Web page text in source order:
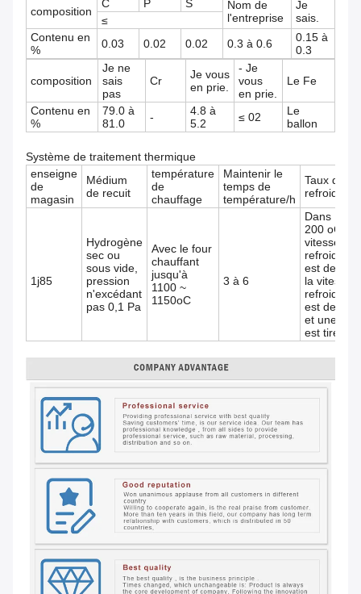
composition
C P S
Nom de
l'entreprise
Je
sais.
≤
Contenu en
%
0.03 0.02 0.02 0.3 à 0.6
0.15 à
0.3
composition
Je ne
sais
pas
Cr
Je vous
en prie.
- Je
vous
en prie.
Le Fe
Contenu en
%
79.0 à
81.0
-
4.8 à
5.2
≤ 02
Le
ballon
Système de traitement thermique
enseigne
de
magasin
Médium
de recuit
température
de
chauffage
Maintenir le
temps de
température/h
Taux de
1j85
Hydrogène
sec ou
sous vide,
pression
n'excédant
pas 0,1 Pa
Avec le four
chauffant
jusqu'à
1100 ~
1150oC
3 à 6
Dans 100
200 oC/h,
vitesse de
est de 600
la vitesse
est de 300
et une
est tirée.